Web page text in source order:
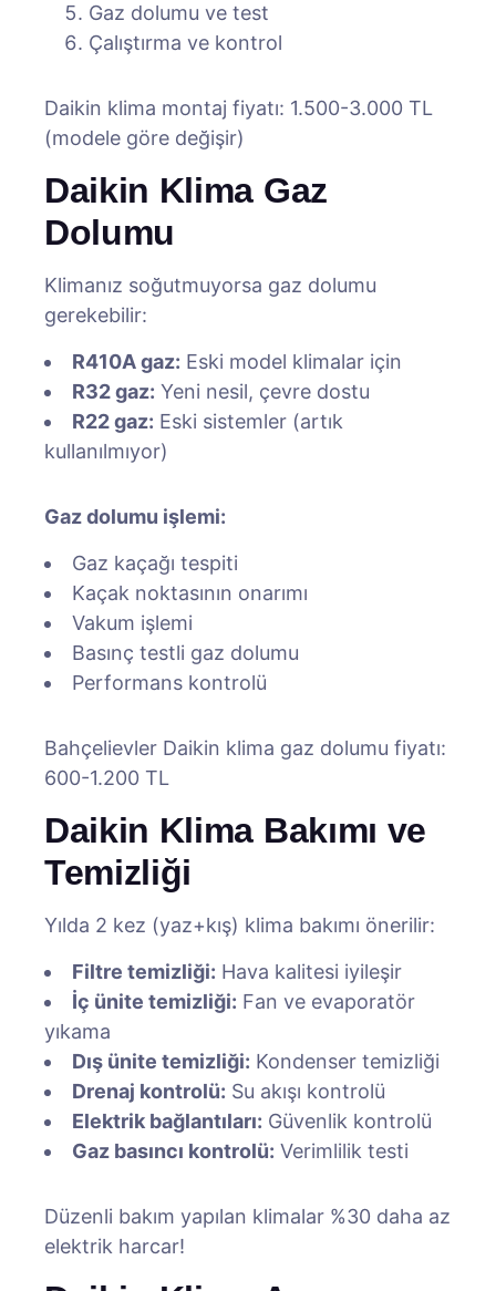
Gaz dolumu ve test
Çalıştırma ve kontrol
Daikin klima montaj fiyatı: 1.500-3.000 TL
(modele göre değişir)
Daikin Klima Gaz
Dolumu
Klimanız soğutmuyorsa gaz dolumu
gerekebilir:
R410A gaz: Eski model klimalar için
R32 gaz: Yeni nesil, çevre dostu
R22 gaz: Eski sistemler (artık
kullanılmıyor)
Gaz dolumu işlemi:
Gaz kaçağı tespiti
Kaçak noktasının onarımı
Vakum işlemi
Basınç testli gaz dolumu
Performans kontrolü
Bahçelievler Daikin klima gaz dolumu fiyatı:
600-1.200 TL
Daikin Klima Bakımı ve
Temizliği
Yılda 2 kez (yaz+kış) klima bakımı önerilir:
Filtre temizliği: Hava kalitesi iyileşir
İç ünite temizliği: Fan ve evaporatör
yıkama
Dış ünite temizliği: Kondenser temizliği
Drenaj kontrolü: Su akışı kontrolü
Elektrik bağlantıları: Güvenlik kontrolü
Gaz basıncı kontrolü: Verimlilik testi
Düzenli bakım yapılan klimalar %30 daha az
elektrik harcar!